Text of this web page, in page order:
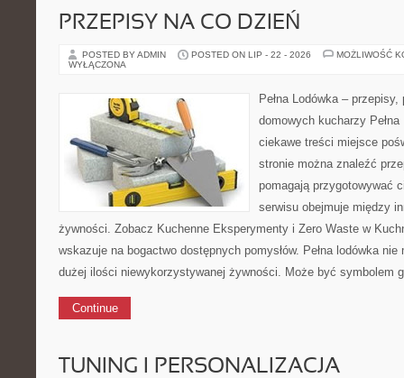
PRZEPISY NA CO DZIEŃ
POSTED BY ADMIN POSTED ON LIP - 22 - 2026
MOŻLIWOŚĆ
WYŁĄCZONA
Pełna Lodówka –
domowych kucharzy
ciekawe treści miejsce
stronie można znaleźć
pomagają przygotowywać
serwisu obejmuje między
żywności. Zobacz Kuchenne Eksperymenty i Zero Waste w
wskazuje na bogactwo dostępnych pomysłów. Pełna lodówka
dużej ilości niewykorzystywanej żywności. Może być symbolem
Continue
TUNING I PERSONALIZACJA